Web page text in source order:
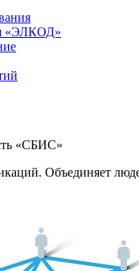
«ЭЛКОД»
«СБИС»
Объединяет